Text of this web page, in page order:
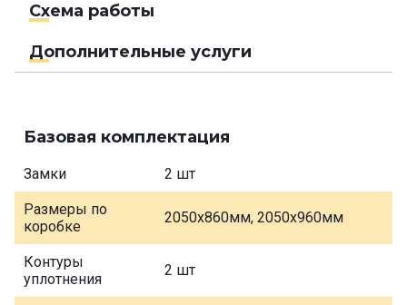
Схема работы
Дополнительные услуги
Базовая комплектация
Замки 2 шт
Размеры по
коробке
2050х860мм, 2050х960мм
Контуры
уплотнения
2 шт